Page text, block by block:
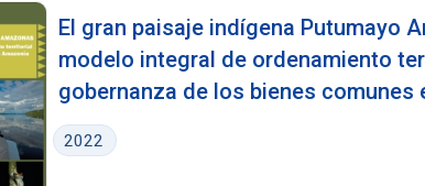
El gran paisaje indígena Putumayo
modelo integral de ordenamiento
gobernanza de los bienes comunes
2022